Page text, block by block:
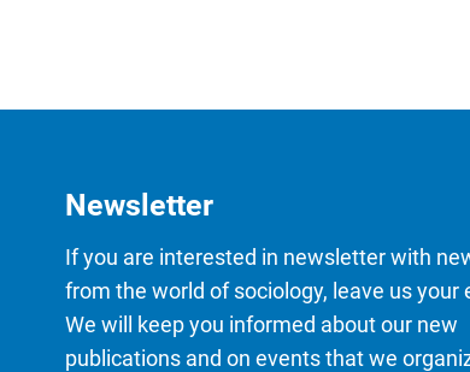
Newsletter
If you are interested in newsletter with
from the world of sociology, leave us your
We will keep you informed about our new
publications and on events that we